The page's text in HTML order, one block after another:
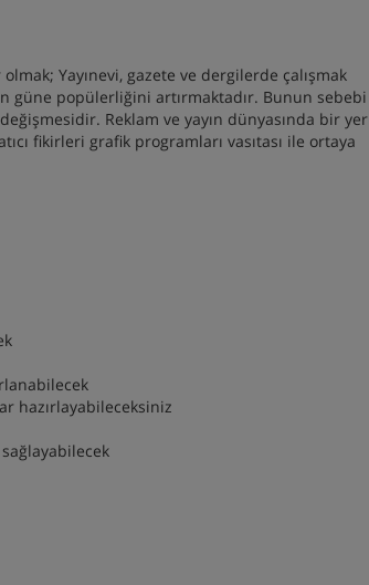
Yayınevi, gazete ve dergilerde çalışmak
popülerliğini artırmaktadır. Bunun sebebi
Reklam ve yayın dünyasında bir yer
fikirleri grafik programları vasıtası ile ortaya
hazırlayabileceksiniz